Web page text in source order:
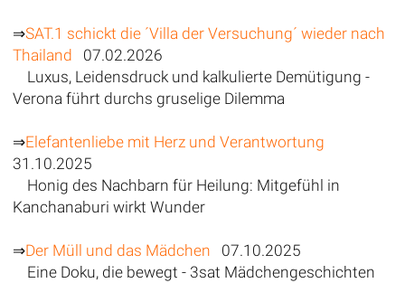
⇒SAT.1 schickt die ´Villa der Versuchung´ wieder nach
Thailand 07.02.2026
Luxus, Leidensdruck und kalkulierte Demütigung -
Verona führt durchs gruselige Dilemma
⇒Elefantenliebe mit Herz und Verantwortung
31.10.2025
Honig des Nachbarn für Heilung: Mitgefühl in
Kanchanaburi wirkt Wunder
⇒Der Müll und das Mädchen 07.10.2025
Eine Doku, die bewegt - 3sat Mädchengeschichten